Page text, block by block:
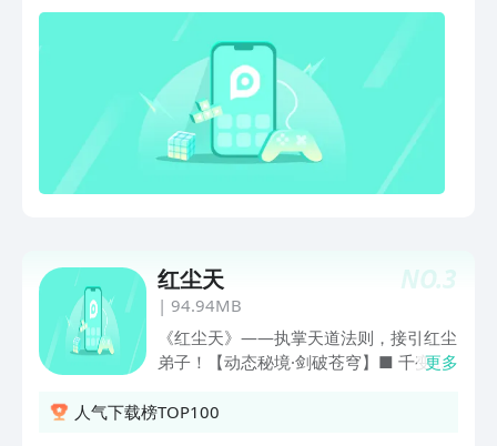
NO.3
红尘天
| 94.94MB
《红尘天》——执掌天道法则，接引红尘
弟子！​​【动态秘境·剑破苍穹】■ ​千变迷
态仙域，每一次踏足皆是全新棋局！掷骰
更多
人气下载榜TOP100